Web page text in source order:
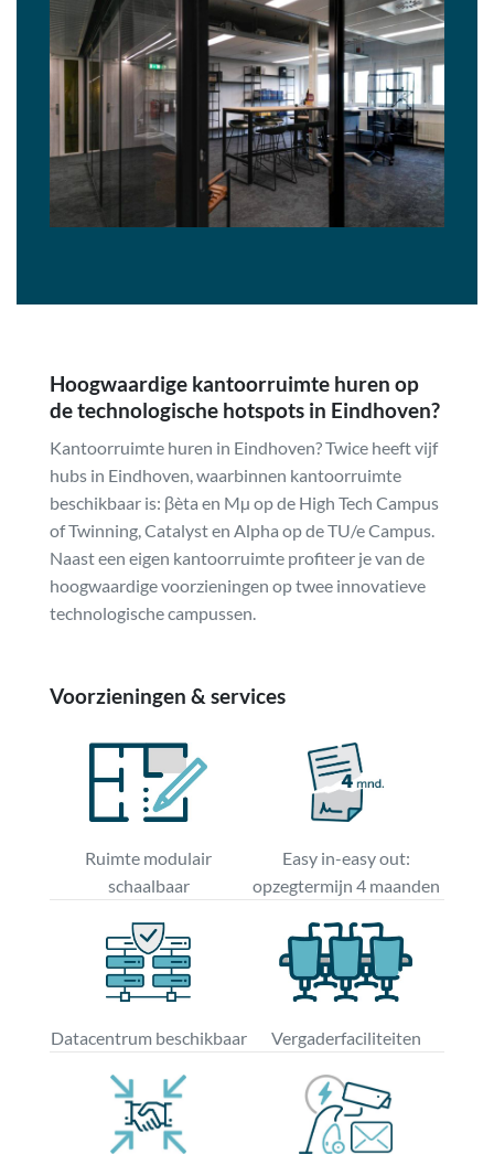
Hoogwaardige kantoorruimte huren op
de technologische hotspots in Eindhoven?
Kantoorruimte huren in Eindhoven? Twice heeft vijf
hubs in Eindhoven, waarbinnen kantoorruimte
beschikbaar is: βèta en Mµ op de High Tech Campus
of Twinning, Catalyst en Alpha op de TU/e Campus.
Naast een eigen kantoorruimte profiteer je van de
hoogwaardige voorzieningen op twee innovatieve
technologische campussen.
Voorzieningen & services
Ruimte modulair
schaalbaar
Easy in-easy out:
opzegtermijn 4 maanden
Datacentrum beschikbaar Vergaderfaciliteiten